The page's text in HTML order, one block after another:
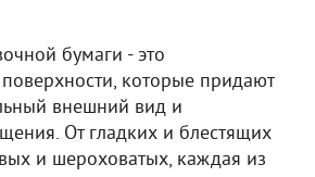
бумаги - это
которые придают
внешний вид и
От гладких и блестящих
и шероховатых, каждая из